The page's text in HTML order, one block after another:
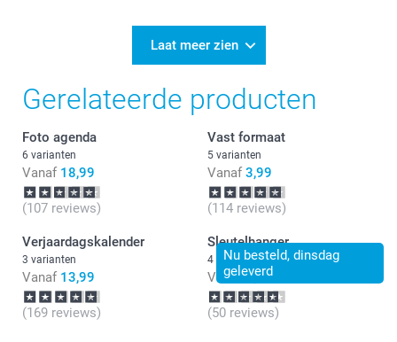
Laat meer zien
Gerelateerde producten
Foto agenda
6 varianten
Vanaf 18,99
(107 reviews)
Vast formaat
5 varianten
Vanaf 3,99
(114 reviews)
Verjaardagskalender
3 varianten
Vanaf 13,99
(169 reviews)
Nu besteld, dinsdag
geleverd
Sleutelhanger
4 varianten
Vanaf 9,99
(50 reviews)